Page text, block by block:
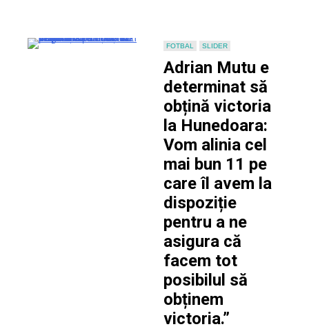
FOTBAL SLIDER
Adrian Mutu e
determinat să
obțină victoria
la Hunedoara:
Vom alinia cel
mai bun 11 pe
care îl avem la
dispoziție
pentru a ne
asigura că
facem tot
posibilul să
obținem
victoria.”